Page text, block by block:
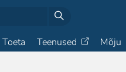
Toeta Teenused Mõju